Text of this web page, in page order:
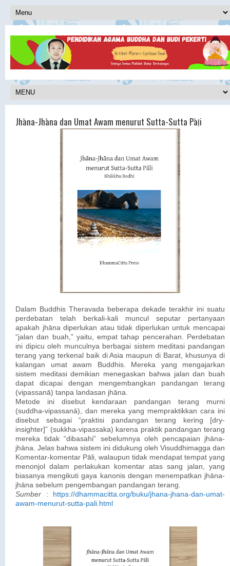
Jhāna-Jhāna dan Umat Awam menurut Sutta-Sutta Pāḷi
Dalam Buddhis Theravada beberapa dekade terakhir ini suatu
perdebatan telah berkali-kali muncul seputar pertanyaan
apakah jhāna diperlukan atau tidak diperlukan untuk mencapai
“jalan dan buah,” yaitu, empat tahap pencerahan. Perdebatan
ini dipicu oleh munculnya berbagai sistem meditasi pandangan
terang yang terkenal baik di Asia maupun di Barat, khusunya di
kalangan umat awam Buddhis. Mereka yang mengajarkan
sistem meditasi demikian menegaskan bahwa jalan dan buah
dapat dicapai dengan mengembangkan pandangan terang
(vipassanā) tanpa landasan jhāna.
Metode ini disebut kendaraan pandangan terang murni
(suddha-vipassanā), dan mereka yang mempraktikkan cara ini
disebut sebagai “praktisi pandangan terang kering [dry-
insighter]” (sukkha-vipassaka) karena praktik pandangan terang
mereka tidak “dibasahi” sebelumnya oleh pencapaian jhāna-
jhāna. Jelas bahwa sistem ini didukung oleh Visuddhimagga dan
Komentar-komentar Pāli, walaupun tidak mendapat tempat yang
menonjol dalam perlakukan komentar atas sang jalan, yang
biasanya mengikuti gaya kanonis dengan menempatkan jhāna-
jhāna sebelum pengembangan pandangan terang.
Sumber : https://dhammacitta.org/buku/jhana-jhana-dan-umat-
awam-menurut-sutta-pali.html